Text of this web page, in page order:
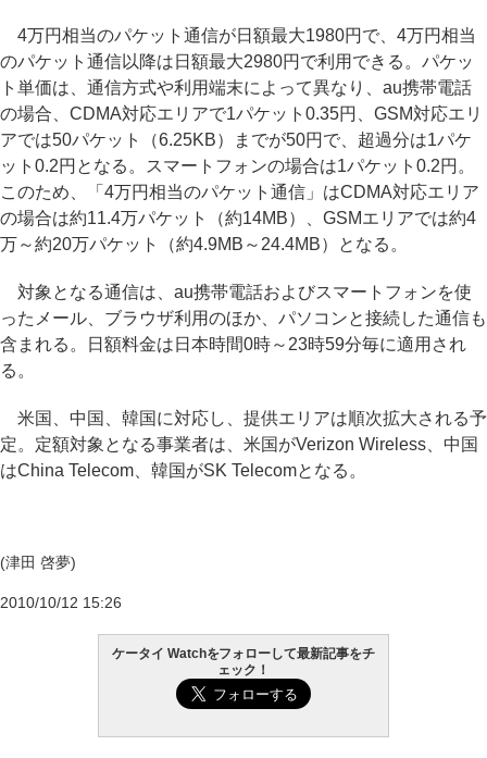
4万円相当のパケット通信が日額最大1980円で、4万円相当
のパケット通信以降は日額最大2980円で利用できる。パケッ
ト単価は、通信方式や利用端末によって異なり、au携帯電話
の場合、CDMA対応エリアで1パケット0.35円、GSM対応エリ
アでは50パケット（6.25KB）までが50円で、超過分は1パケ
ット0.2円となる。スマートフォンの場合は1パケット0.2円。
このため、「4万円相当のパケット通信」はCDMA対応エリア
の場合は約11.4万パケット（約14MB）、GSMエリアでは約4
万～約20万パケット（約4.9MB～24.4MB）となる。
対象となる通信は、au携帯電話およびスマートフォンを使
ったメール、ブラウザ利用のほか、パソコンと接続した通信も
含まれる。日額料金は日本時間0時～23時59分毎に適用され
る。
米国、中国、韓国に対応し、提供エリアは順次拡大される予
定。定額対象となる事業者は、米国がVerizon Wireless、中国
はChina Telecom、韓国がSK Telecomとなる。
(津田 啓夢)
2010/10/12 15:26
ケータイ Watchをフォローして最新記事をチ
ェック！